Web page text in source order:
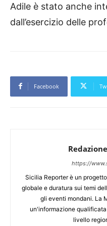
Adile è stato anche
dall’esercizio delle
Facebook
https://
Sicilia Reporter è un
globale e duratura sui temi
gli eventi mondani. La
un'informazione
livello